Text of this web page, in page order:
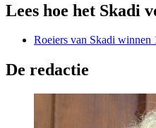
Lees hoe het Skadi
Roeiers van Skadi winnen
De redactie